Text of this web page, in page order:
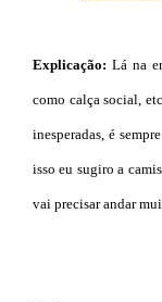
Explicação: Lá na
como calça social,
inesperadas, é
isso eu sugiro a
vai precisar andar